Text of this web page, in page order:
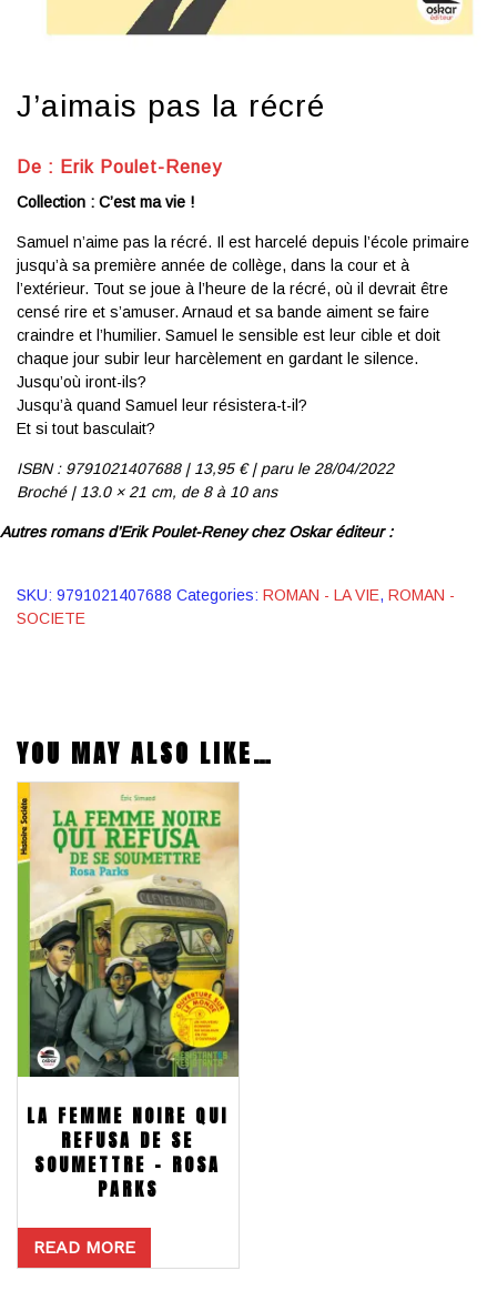
J’aimais pas la récré
De : Erik Poulet-Reney
Collection : C’est ma vie !
Samuel n’aime pas la récré. Il est harcelé depuis l’école primaire
jusqu’à sa première année de collège, dans la cour et à
l’extérieur. Tout se joue à l’heure de la récré, où il devrait être
censé rire et s’amuser. Arnaud et sa bande aiment se faire
craindre et l’humilier. Samuel le sensible est leur cible et doit
chaque jour subir leur harcèlement en gardant le silence.
Jusqu’où iront-ils?
Jusqu’à quand Samuel leur résistera-t-il?
Et si tout basculait?
ISBN : 9791021407688 | 13,95 € | paru le 28/04/2022
Broché | 13.0 × 21 cm, de 8 à 10 ans
Autres romans d’Erik Poulet-Reney chez Oskar éditeur :
SKU: 9791021407688 Categories: ROMAN - LA VIE, ROMAN -
SOCIETE
YOU MAY ALSO LIKE…
LA FEMME NOIRE QUI
REFUSA DE SE
SOUMETTRE – ROSA
PARKS
READ MORE